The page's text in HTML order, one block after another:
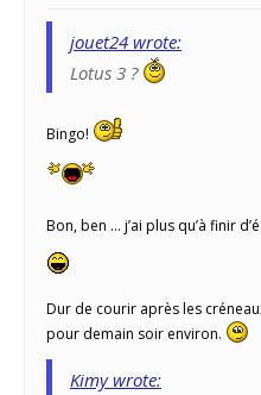
jouet24 wrote:
Lotus 3 ?
Bingo!
Bon, ben … j’ai plus qu’à finir
Dur de courir après les
pour demain soir environ.
Kimy wrote: